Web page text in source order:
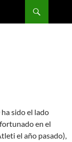
sido el lado
en el
el año pasado),